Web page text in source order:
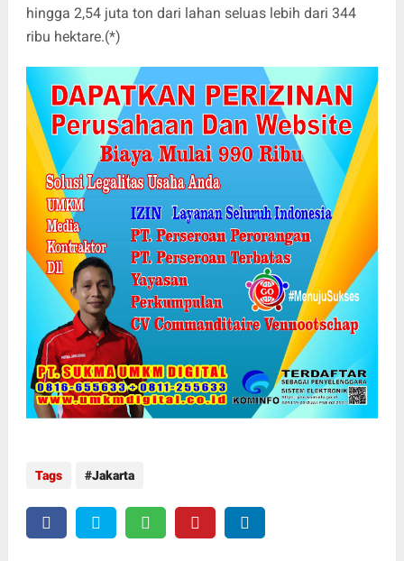
hingga 2,54 juta ton dari lahan seluas lebih dari 344
ribu hektare.(*)
Tags Jakarta